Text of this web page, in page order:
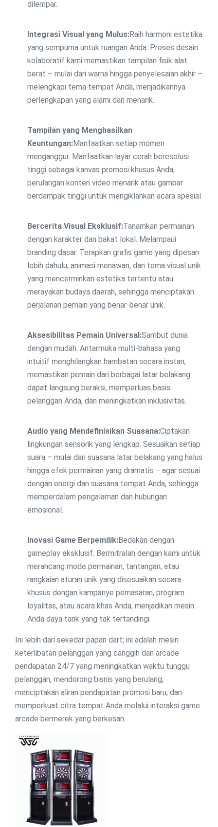
dilempar.
Integrasi Visual yang Mulus:Raih harmoni estetika
yang sempurna untuk ruangan Anda. Proses desain
kolaboratif kami memastikan tampilan fisik alat
berat – mulai dari warna hingga penyelesaian akhir –
melengkapi tema tempat Anda, menjadikannya
perlengkapan yang alami dan menarik.
Tampilan yang Menghasilkan
Keuntungan:Manfaatkan setiap momen
menganggur. Manfaatkan layar cerah beresolusi
tinggi sebagai kanvas promosi khusus Anda,
perulangan konten video menarik atau gambar
berdampak tinggi untuk mengiklankan acara spesial
Bercerita Visual Eksklusif:Tanamkan permainan
dengan karakter dan bakat lokal. Melampaui
branding dasar. Terapkan grafis game yang dipesan
lebih dahulu, animasi menawan, dan tema visual unik
yang mencerminkan estetika tertentu atau
merayakan budaya daerah, sehingga menciptakan
perjalanan pemain yang benar-benar unik.
Aksesibilitas Pemain Universal:Sambut dunia
dengan mudah. Antarmuka multi-bahasa yang
intuitif menghilangkan hambatan secara instan,
memastikan pemain dari berbagai latar belakang
dapat langsung beraksi, memperluas basis
pelanggan Anda, dan meningkatkan inklusivitas.
Audio yang Mendefinisikan Suasana:Ciptakan
lingkungan sensorik yang lengkap. Sesuaikan setiap
suara – mulai dari suasana latar belakang yang halus
hingga efek permainan yang dramatis – agar sesuai
dengan energi dan suasana tempat Anda, sehingga
memperdalam pengalaman dan hubungan
emosional.
Inovasi Game Berpemilik:Bedakan dengan
gameplay eksklusif. Bermitralah dengan kami untuk
merancang mode permainan, tantangan, atau
rangkaian aturan unik yang disesuaikan secara
khusus dengan kampanye pemasaran, program
loyalitas, atau acara khas Anda, menjadikan mesin
Anda daya tarik yang tak tertandingi.
Ini lebih dari sekedar papan dart; ini adalah mesin
keterlibatan pelanggan yang canggih dan arcade
pendapatan 24/7 yang meningkatkan waktu tunggu
pelanggan, mendorong bisnis yang berulang,
menciptakan aliran pendapatan promosi baru, dan
memperkuat citra tempat Anda melalui interaksi game
arcade bermerek yang berkesan.